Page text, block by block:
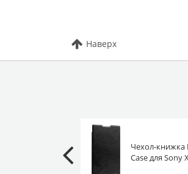
Наверх
Чехол-книжка
Case для Sony